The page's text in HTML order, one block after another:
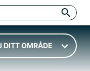
DITT OMRÅDE